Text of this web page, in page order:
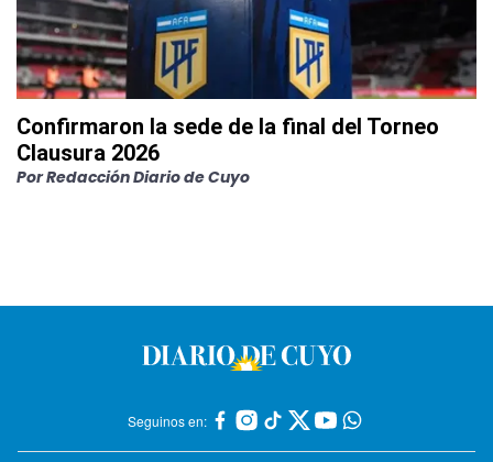
Confirmaron la sede de la final del Torneo
Clausura 2026
PorRedacción Diario de Cuyo
Seguinos en: